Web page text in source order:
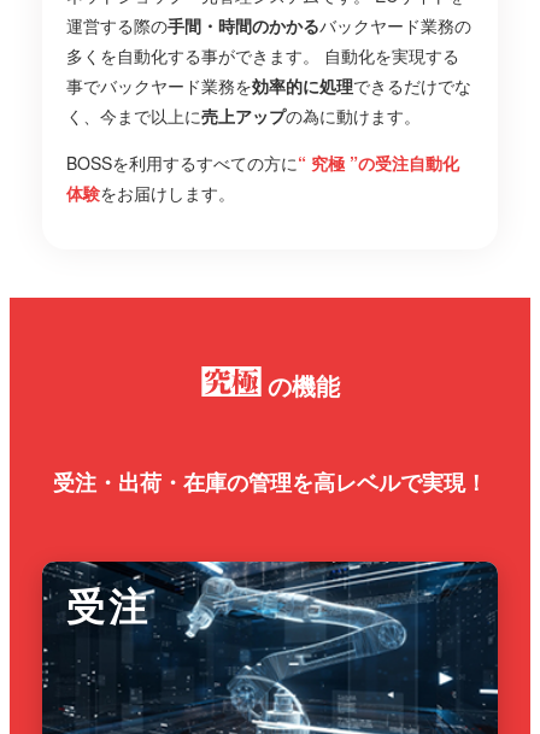
運営する際の手間・時間のかかるバックヤード業務の
多くを自動化する事ができます。
自動化を実現する
事でバックヤード業務を効率的に処理できるだけでな
く、今まで以上に売上アップの為に動けます。
BOSSを利用するすべての方に“ 究極 ”の受注自動化
体験をお届けします。
究極
の機能
受注・出荷・在庫の管理を高レベルで実現！
受注